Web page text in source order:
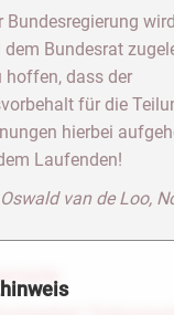
Bundesregierung
Bundesrat
hoffen, dass der
für die
hierbei
Laufenden!
van de Loo,